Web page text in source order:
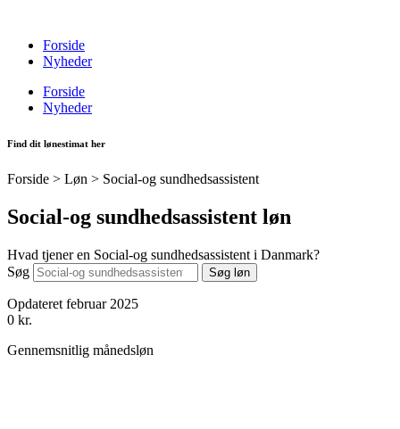
indholdForside
Nyheder
Forside
Nyheder
Find dit lønestimat her
Forside > Løn > Social-og sundhedsassistent
Social-og sundhedsassistent løn
Hvad tjener en Social-og sundhedsassistent i Danmark?
Søg
Søg løn
Opdateret februar 2025
0 kr.
Gennemsnitlig månedsløn